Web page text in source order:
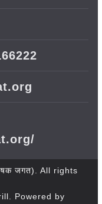
जगत)
. All rights
Powered by